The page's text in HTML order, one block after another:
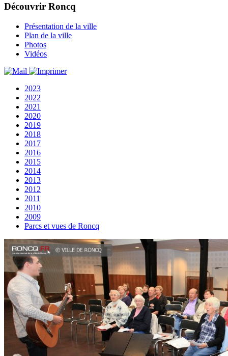
Découvrir Roncq
Présentation de la ville
Plan de la ville
Photos
Vidéos
2023
2022
2021
2020
2019
2018
2017
2016
2015
2014
2013
2012
2011
2010
2009
Parcs et vues de Roncq